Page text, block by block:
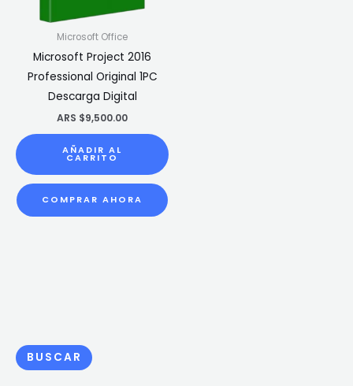
BUSCAR
Microsoft Office
Microsoft Project 2016
Professional Original 1PC
Descarga Digital
ARS $9,500.00
AÑADIR AL
CARRITO
COMPRAR AHORA